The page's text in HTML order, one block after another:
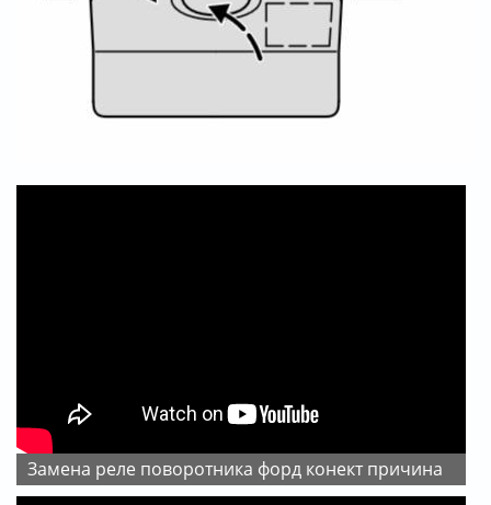
замена реле поворотника форд конект причина